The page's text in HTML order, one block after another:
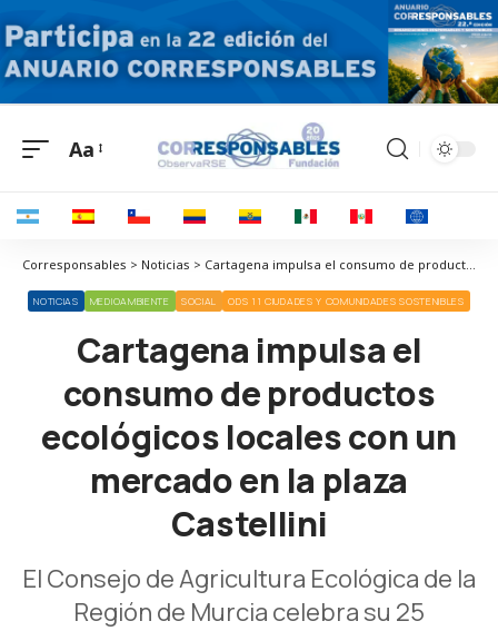
Aa
Corresponsables > Noticias > Cartagena impulsa el consumo de productos ecológicos locales con un mercado en la plaza Castellini
NOTICIAS MEDIOAMBIENTE SOCIAL ODS 11 CIUDADES Y COMUNIDADES SOSTENIBLES
Cartagena impulsa el
consumo de productos
ecológicos locales con un
mercado en la plaza
Castellini
El Consejo de Agricultura Ecológica de la
Región de Murcia celebra su 25